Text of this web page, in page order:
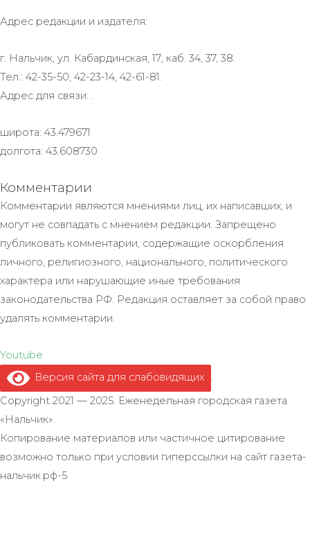
Адрес редакции и издателя:
г. Нальчик, ул. Кабардинская, 17; каб. 34, 37, 38.
Тел.: 42-35-50, 42-23-14, 42-61-81.
Адрес для связи: .
широта: 43.479671
долгота: 43.608730
Комментарии
Комментарии являются мнениями лиц, их написавших, и
могут не совпадать с мнением редакции. Запрещено
публиковать комментарии, содержащие оскорбления
личного, религиозного, национального, политического
характера или нарушающие иные требования
законодательства РФ. Редакция оставляет за собой право
удалять комментарии.
Youtube
Версия сайта для слабовидящих
.
Copyright 2021 — 2025. Еженедельная городская газета
«Нальчик».
Копирование материалов или частичное цитирование
возможно только при условии гиперссылки на сайт газета-
нальчик.рф-5